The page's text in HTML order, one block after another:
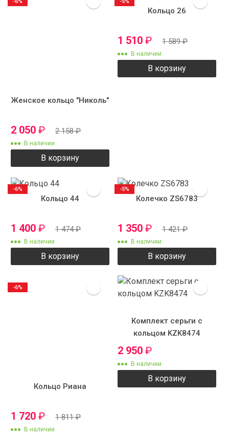
Женское кольцо "Николь"
2 050 ₽ 2 158₽
В наличии
В корзину
Кольцо 26
1 510 ₽ 1 589₽
В наличии
В корзину
Кольцо 44
1 400 ₽ 1 474₽
В наличии
В корзину
-6%
Колечко ZS6783
1 350 ₽ 1 421₽
В наличии
В корзину
-5%
Кольцо Риана
1 720 ₽ 1 811₽
В наличии
-6%
Комплект серьги с
кольцом KZK8474
2 950 ₽
В наличии
В корзину